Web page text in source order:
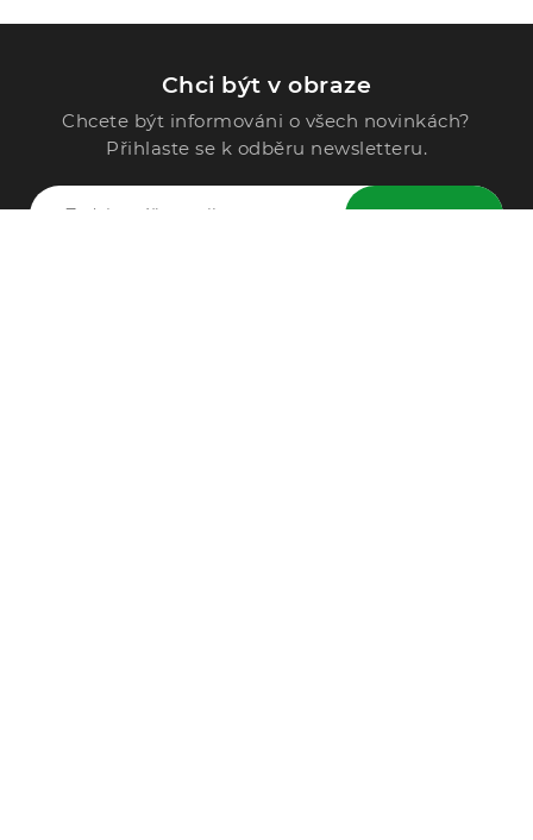
Chci být v obraze
Chcete být informováni o všech novinkách?
Přihlaste se k odběru newsletteru.
ODESLAT